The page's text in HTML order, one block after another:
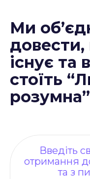
Ми
довести,
існує та
стоїть
розумна”
Введіть
отримання
та з